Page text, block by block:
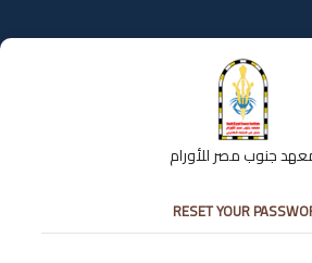
جنوب مصر للأورام
RESET YOUR